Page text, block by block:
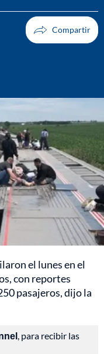
el lunes en el
con reportes
pasajeros, dijo la
, para recibir las